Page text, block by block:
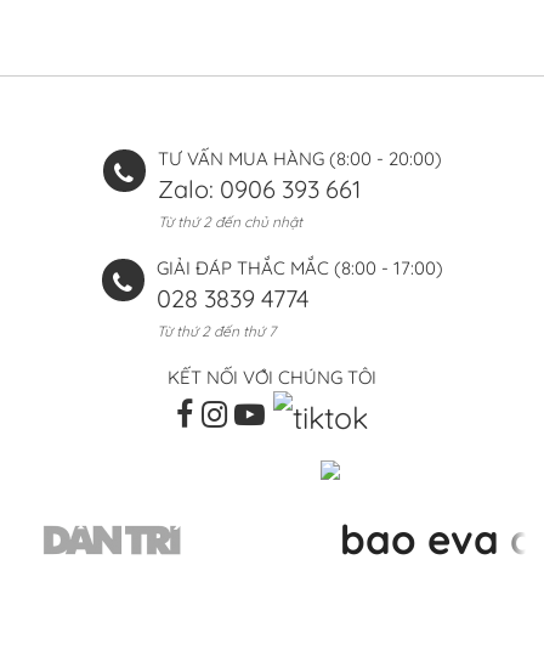
TƯ VẤN MUA HÀNG (8:00 - 20:00)
Zalo: 0906 393 661
Từ thứ 2 đến chủ nhật
GIẢI ĐÁP THẮC MẮC (8:00 - 17:00)
028 3839 4774
Từ thứ 2 đến thứ 7
KẾT NỐI VỚI CHÚNG TÔI